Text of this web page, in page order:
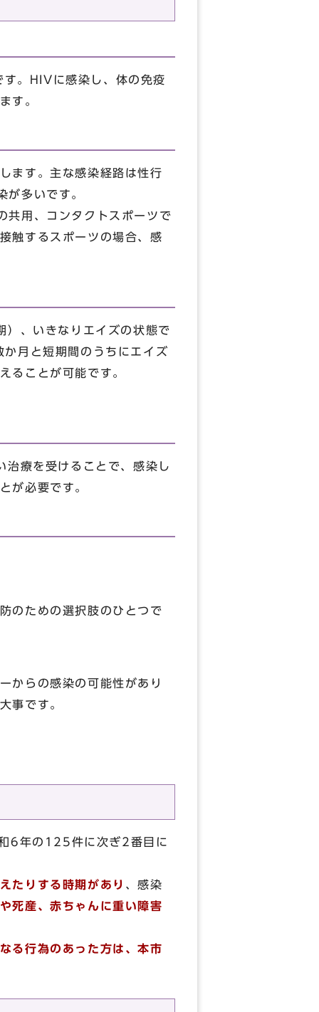
。HIVに感染し、体の免疫
す。
ます。主な感染経路は性行
が多いです。
用、コンタクトスポーツで
触するスポーツの場合、感
）、いきなりエイズの状態で
月と短期間のうちにエイズ
ることが可能です。
療を受けることで、感染し
が必要です。
のための選択肢のひとつで
からの感染の可能性があり
事です。
6年の125件に次ぎ2番目に
たりする時期があり 、感染
死産、赤ちゃんに重い障害
る行為のあった方は、本市